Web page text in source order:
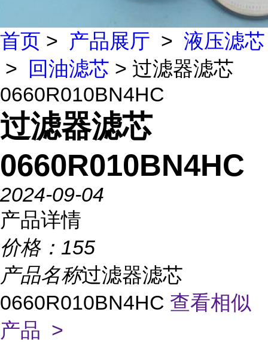
首页 > 产品展厅 > 液压滤芯
>
回油滤芯 > 过滤器滤芯
0660R010BN4HC
过滤器滤芯
0660R010BN4HC
2024-09-04
产品详情
价格： 155
产品名称过滤器滤芯
0660R010BN4HC 查看相似
产品 >